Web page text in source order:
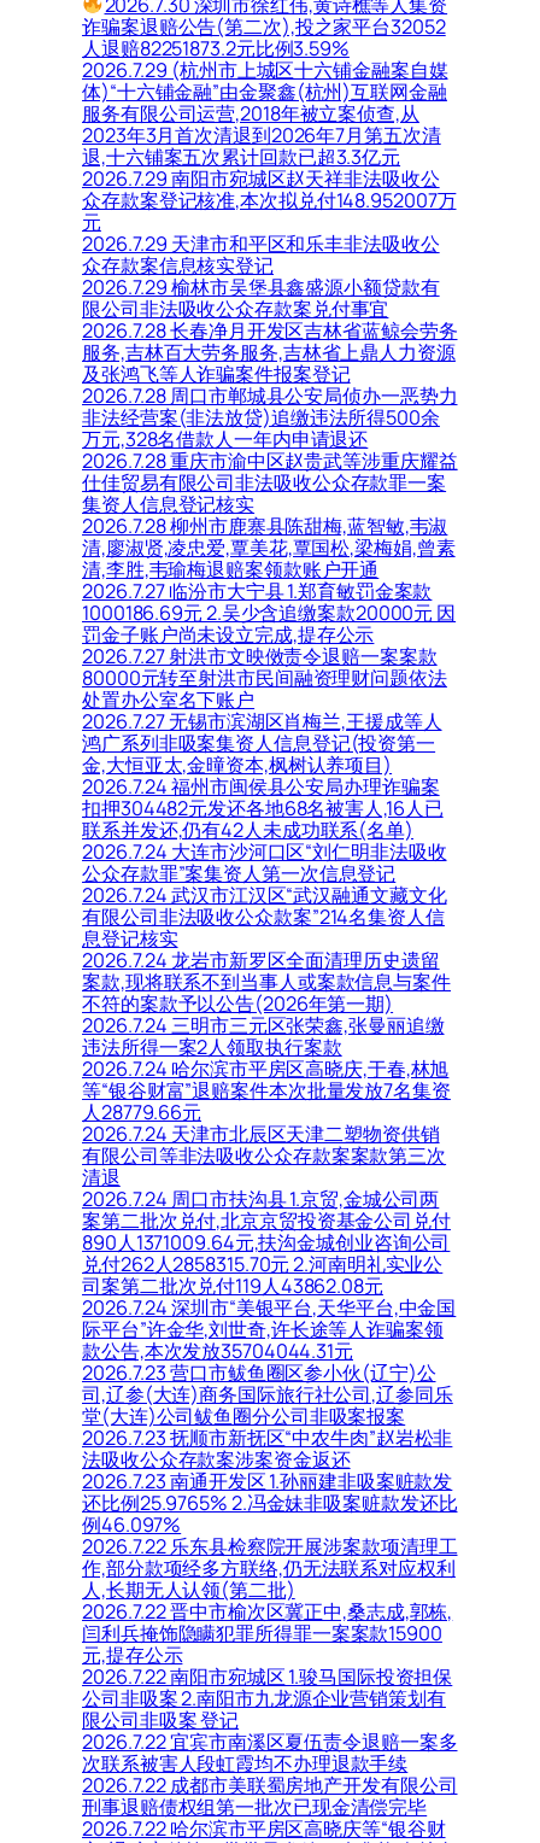
诈骗案退赔公告(第二次),投之家平台32052
人退赔82251873.2元比例3.59%
2026.7.29 (杭州市上城区十六铺金融案自媒
体)“十六铺金融”由金聚鑫(杭州)互联网金融
服务有限公司运营,2018年被立案侦查,从
2023年3月首次清退到2026年7月第五次清
退,十六铺案五次累计回款已超3.3亿元
2026.7.29 南阳市宛城区赵天祥非法吸收公
众存款案登记核准,本次拟兑付148.952007万
元
2026.7.29 天津市和平区和乐丰非法吸收公
众存款案信息核实登记
2026.7.29 榆林市吴堡县鑫盛源小额贷款有
限公司非法吸收公众存款案兑付事宜
2026.7.28 长春净月开发区吉林省蓝鲸会劳务
服务,吉林百大劳务服务,吉林省上鼎人力资源
及张鸿飞等人诈骗案件报案登记
2026.7.28 周口市郸城县公安局侦办一恶势力
非法经营案(非法放贷)追缴违法所得500余
万元,328名借款人一年内申请退还
2026.7.28 重庆市渝中区赵贵武等涉重庆耀益
仕佳贸易有限公司非法吸收公众存款罪一案
集资人信息登记核实
2026.7.28 柳州市鹿寨县陈甜梅,蓝智敏,韦淑
清,廖淑贤,凌忠爱,覃美花,覃国松,梁梅娟,曾素
清,李胜,韦瑜梅退赔案领款账户开通
2026.7.27 临汾市大宁县 1.郑育敏罚金案款
1000186.69元 2.吴少含追缴案款20000元 因
罚金子账户尚未设立完成,提存公示
2026.7.27 射洪市文映傚责令退赔一案案款
80000元转至射洪市民间融资理财问题依法
处置办公室名下账户
2026.7.27 无锡市滨湖区肖梅兰,王援成等人
鸿广系列非吸案集资人信息登记(投资第一
金,大恒亚太,金曈资本,枫树认养项目)
2026.7.24 福州市闽侯县公安局办理诈骗案
扣押304482元发还各地68名被害人,16人已
联系并发还,仍有42人未成功联系(名单)
2026.7.24 大连市沙河口区“刘仁明非法吸收
公众存款罪”案集资人第一次信息登记
2026.7.24 武汉市江汉区“武汉融通文藏文化
有限公司非法吸收公众款案”214名集资人信
息登记核实
2026.7.24 龙岩市新罗区全面清理历史遗留
案款,现将联系不到当事人或案款信息与案件
不符的案款予以公告(2026年第一期)
2026.7.24 三明市三元区张荣鑫,张曼丽追缴
违法所得一案2人领取执行案款
2026.7.24 哈尔滨市平房区高晓庆,于春,林旭
等“银谷财富”退赔案件本次批量发放7名集资
人28779.66元
2026.7.24 天津市北辰区天津二塑物资供销
有限公司等非法吸收公众存款案案款第三次
清退
2026.7.24 周口市扶沟县 1.京贸,金城公司两
案第二批次兑付,北京京贸投资基金公司兑付
890人1371009.64元,扶沟金城创业咨询公司
兑付262人2858315.70元 2.河南明礼实业公
司案第二批次兑付119人43862.08元
2026.7.24 深圳市“美银平台,天华平台,中金国
际平台”许金华,刘世奇,许长途等人诈骗案领
款公告,本次发放35704044.31元
2026.7.23 营口市鲅鱼圈区参小伙(辽宁)公
司,辽参(大连)商务国际旅行社公司,辽参同乐
堂(大连)公司鲅鱼圈分公司非吸案报案
2026.7.23 抚顺市新抚区“中农牛肉”赵岩松非
法吸收公众存款案涉案资金返还
2026.7.23 南通开发区 1.孙丽建非吸案赃款发
还比例25.9765% 2.冯金妹非吸案赃款发还比
例46.097%
2026.7.22 乐东县检察院开展涉案款项清理工
作,部分款项经多方联络,仍无法联系对应权利
人,长期无人认领(第二批)
2026.7.22 晋中市榆次区冀正中,桑志成,郭栋,
闫利兵掩饰隐瞒犯罪所得罪一案案款15900
元,提存公示
2026.7.22 南阳市宛城区 1.骏马国际投资担保
公司非吸案 2.南阳市九龙源企业营销策划有
限公司非吸案 登记
2026.7.22 宜宾市南溪区夏伍责令退赔一案多
次联系被害人段虹霞均不办理退款手续
2026.7.22 成都市美联蜀房地产开发有限公司
刑事退赔债权组第一批次已现金清偿完毕
2026.7.22 哈尔滨市平房区高晓庆等“银谷财